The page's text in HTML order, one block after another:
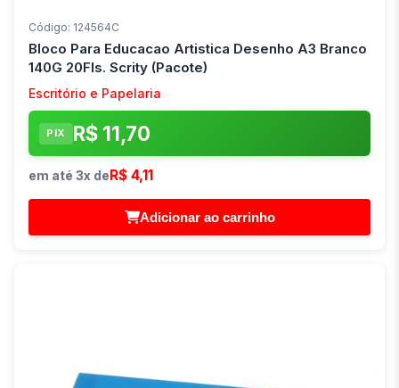
Código: 124564C
Bloco Para Educacao Artistica Desenho A3 Branco
140G 20Fls. Scrity (Pacote)
Escritório e Papelaria
PIX R$ 11,70
em até 3x de R$ 4,11
Adicionar ao carrinho